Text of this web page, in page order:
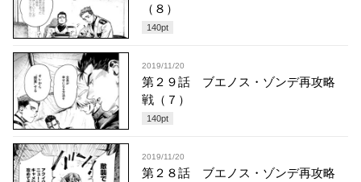
（８）
140pt
2019/11/20
第２９話 ブエノス・ゾンデ再攻略
戦（７）
140pt
2019/11/20
第２８話 ブエノス・ゾンデ再攻略